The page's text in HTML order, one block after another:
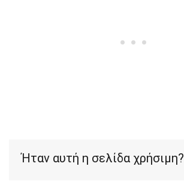
Ήταν αυτή η σελίδα χρήσιμη?